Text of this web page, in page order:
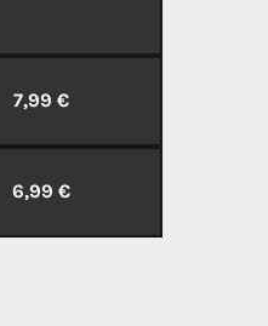
7,99 €
6,99 €